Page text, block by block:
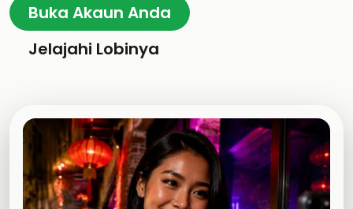
Buka Akaun Anda
Jelajahi Lobinya